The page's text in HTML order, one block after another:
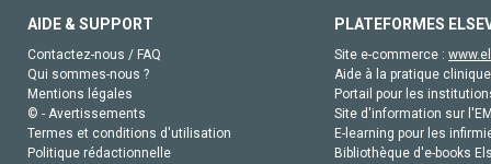
AIDE & SUPPORT
Contactez-nous / FAQ
Qui sommes-nous ?
Mentions légales
© - Avertissements
Termes et conditions d'utilisation
Politique rédactionnelle
PLATEFORMES
Site e-commerce :
Aide à la pratique
Portail pour les
Site d'information sur
E-learning pour les
Bibliothèque d'e-books